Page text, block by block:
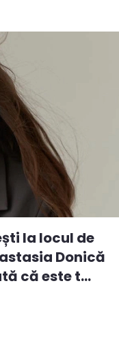
la locul de
Donică
că este t...